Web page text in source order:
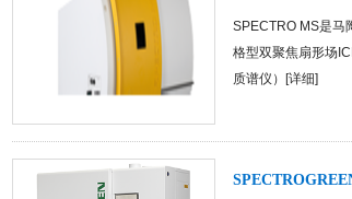
SPECTRO MS是马
格型双聚焦扇形场
质谱仪）[详细]